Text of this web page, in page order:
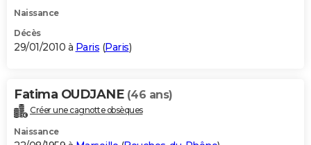
Naissance
Décès
29/01/2010 à Paris (Paris)
Fatima OUDJANE (46 ans)
Créer une cagnotte obsèques
Naissance